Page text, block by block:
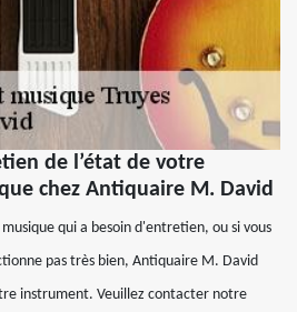
de l’état de votre
chez Antiquaire M. David
qui a besoin d'entretien, ou si vous
pas très bien, Antiquaire M. David
instrument. Veuillez contacter notre